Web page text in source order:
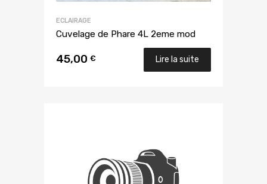
ECLAIRAGE
Cuvelage de Phare 4L 2eme mod
45,00 € Lire la suite